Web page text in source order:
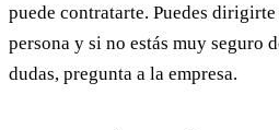
puede contratarte. Puedes
persona y si no estás muy seguro
dudas, pregunta a la empresa.